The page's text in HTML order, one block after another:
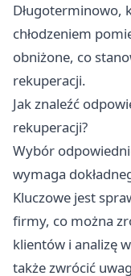
Długoterminowo,
chłodzeniem
obniżone, co
rekuperacji.
Jak znaleźć
rekuperacji?
Wybór
wymaga
Kluczowe jest
firmy, co można
klientów i analizę
także zwrócić